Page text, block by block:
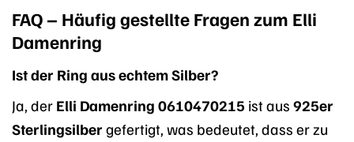
FAQ – Häufig gestellte Fragen zum Elli
Damenring
Ist der Ring aus echtem Silber?
Ja, der Elli Damenring 0610470215 ist aus 925er
Sterlingsilber gefertigt, was bedeutet, dass er zu